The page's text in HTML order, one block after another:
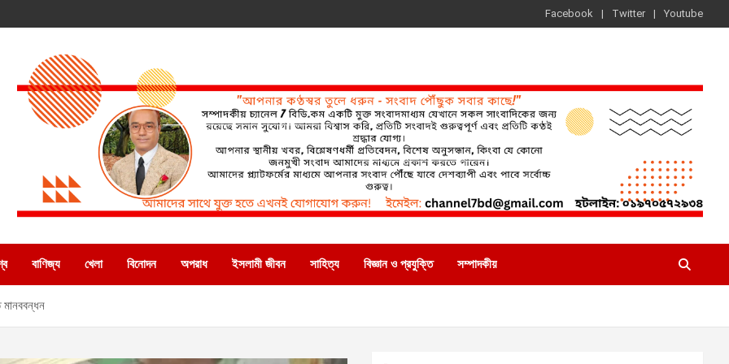
Facebook Twitter Youtube
বাণিজ্য খেলা বিনোদন অপরাধ ইসলামী জীবন সাহিত্য বিজ্ঞান ও প্রযুক্তি সম্পাদকীয়
মানববন্ধন